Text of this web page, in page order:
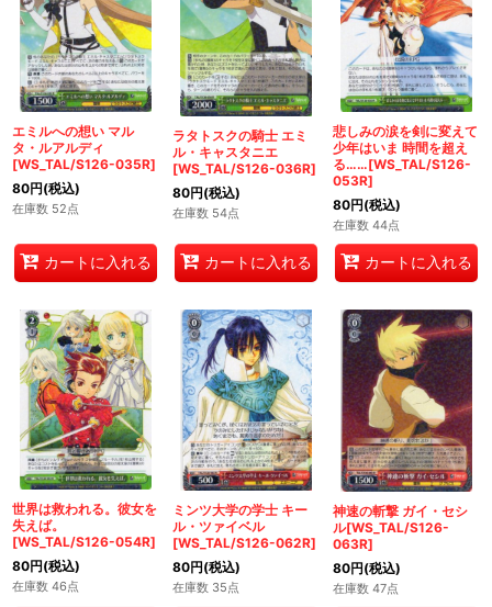
エミルへの想い マル
タ・ルアルディ
[WS_TAL/S126-035R]
80円(税込)
在庫数 52点
カートに入れる
ラタトスクの騎士 エミ
ル・キャスタニエ
[WS_TAL/S126-036R]
80円(税込)
在庫数 54点
カートに入れる
悲しみの涙を剣に変えて
少年はいま 時間を超え
る……[WS_TAL/S126-
053R]
80円(税込)
在庫数 44点
カートに入れる
世界は救われる。彼女を
失えば。
[WS_TAL/S126-054R]
80円(税込)
在庫数 46点
ミンツ大学の学士 キー
ル・ツァイベル
[WS_TAL/S126-062R]
80円(税込)
在庫数 35点
神速の斬撃 ガイ・セシ
ル[WS_TAL/S126-
063R]
80円(税込)
在庫数 47点